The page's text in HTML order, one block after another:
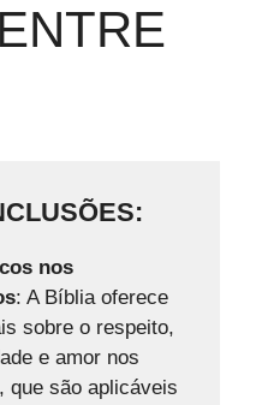
nos
: A Bíblia oferece
sobre o respeito,
e amor nos
que são aplicáveis